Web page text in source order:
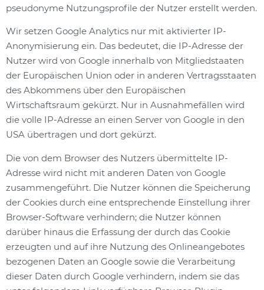
pseudonyme Nutzungsprofile der Nutzer erstellt werden.
Wir setzen Google Analytics nur mit aktivierter IP-
Anonymisierung ein. Das bedeutet, die IP-Adresse der
Nutzer wird von Google innerhalb von Mitgliedstaaten
der Europäischen Union oder in anderen Vertragsstaaten
des Abkommens über den Europäischen
Wirtschaftsraum gekürzt. Nur in Ausnahmefällen wird
die volle IP-Adresse an einen Server von Google in den
USA übertragen und dort gekürzt.
Die von dem Browser des Nutzers übermittelte IP-
Adresse wird nicht mit anderen Daten von Google
zusammengeführt. Die Nutzer können die Speicherung
der Cookies durch eine entsprechende Einstellung ihrer
Browser-Software verhindern; die Nutzer können
darüber hinaus die Erfassung der durch das Cookie
erzeugten und auf ihre Nutzung des Onlineangebotes
bezogenen Daten an Google sowie die Verarbeitung
dieser Daten durch Google verhindern, indem sie das